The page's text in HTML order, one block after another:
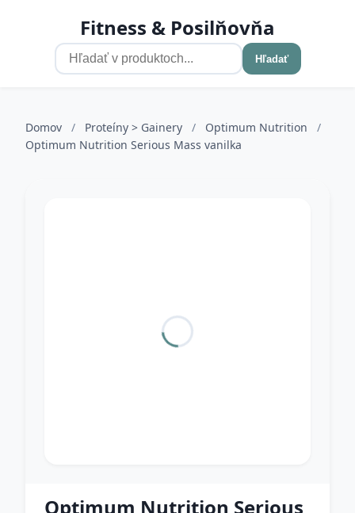
Fitness & Posilňovňa
Hľadať
Domov / Proteíny > Gainery / Optimum Nutrition
/
Optimum Nutrition Serious Mass vanilka
Optimum Nutrition Serious